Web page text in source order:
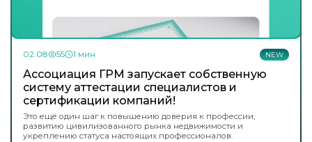
NEW
02.08 55 1 мин
Ассоциация ГРМ запускает собственную
систему аттестации специалистов и
сертификации компаний!
Это ещё один шаг к повышению доверия к профессии,
развитию цивилизованного рынка недвижимости и
укреплению статуса настоящих профессионалов.